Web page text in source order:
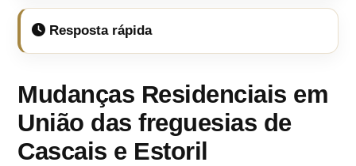
Resposta rápida
Mudanças Residenciais em
União das freguesias de
Cascais e Estoril